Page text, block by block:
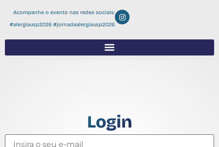
Acompanhe o evento nas redes sociais:
#alergiausp2026 #jornadaalergiausp2026
Login